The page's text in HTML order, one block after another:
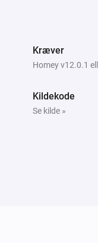
Kræver
Homey v12.0.1
Kildekode
Se kilde »